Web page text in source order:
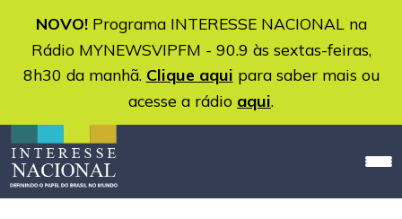
NOVO!Programa INTERESSE NACIONAL na
Rádio MYNEWSVIPFM - 90.9 às sextas-feiras,
8h30 da manhã. Clique aqui para saber mais ou
acesse a rádio aqui.